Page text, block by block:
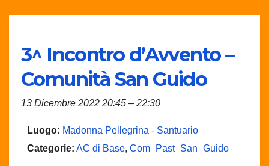
3^ Incontro d’Avvento –
Comunità San Guido
13 Dicembre 2022 20:45 – 22:30
Luogo: Madonna Pellegrina - Santuario
Categorie: AC di Base, Com_Past_San_Guido